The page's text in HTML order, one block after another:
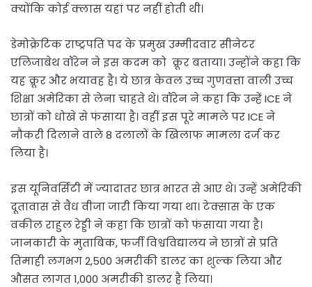
क्योंकि कोई क्लास यहां पर नहीं होती थी।
डेमोक्रेटिक राष्ट्रपति पद के प्रमुख उम्मीदवार सीनेटर
एलिजाबेथ वॉरेन ने इस कदम को क्रूर बताया। उन्होंने कहा कि
यह क्रूर और भयावह है। ये छात्र केवल उच्च गुणवत्ता वाली उच्च
शिक्षा अमेरिका से लेना चाहते थे। वॉरेन ने कहा कि उन्हें ICE ने
छात्रों को धोखे से फंसाया है। वहीं इस पूरे मामले पर ICE ने
नौकरी दिलाने वाले 8 दलालों के खिलाफ मामला दर्ज कर
लिया है।
इस यूनिवर्सिटी में ज्यादातर छात्र भारत से आए थे। उन्हें अमेरिकी
दूतावास से वैध वीजा जारी किया गया था। टेक्सास के एक
वकील राहुल रेड्डी ने कहा कि छात्रों को फंसाया गया है।
जानकारी के मुताबिक, फर्जी विश्वविद्यालय ने छात्रों से प्रति
तिमाही लगभग 2,500 अमरीकी डालर का शुल्क लिया और
औसत लागत 1,000 अमरीकी डालर है लिया।